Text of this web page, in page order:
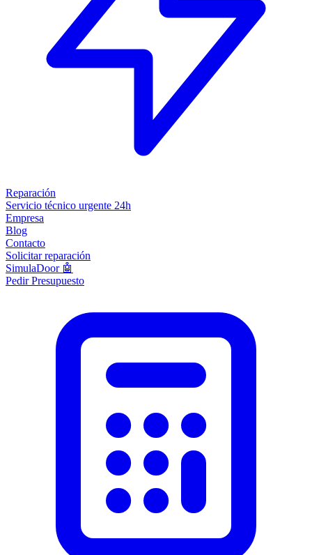
Reparación
Servicio técnico urgente 24h
Empresa
Blog
Contacto
Solicitar reparación
SimulaDoor 🤖
Pedir Presupuesto